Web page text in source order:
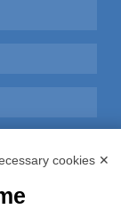
cookies ✕